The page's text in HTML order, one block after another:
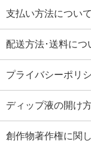
支払い方法について
配送方法･送料につ
プライバシーポリ
ディップ液の開け
創作物著作権に関